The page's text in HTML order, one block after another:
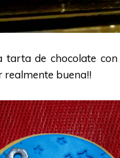
tarta de chocolate
realmente buena!!